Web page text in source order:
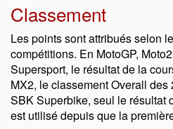
Classement
Les points sont attribués selon
compétitions. En MotoGP,
Supersport, le résultat de la
MX2, le classement Overall
SBK Superbike, seul le résultat
est utilisé depuis que la